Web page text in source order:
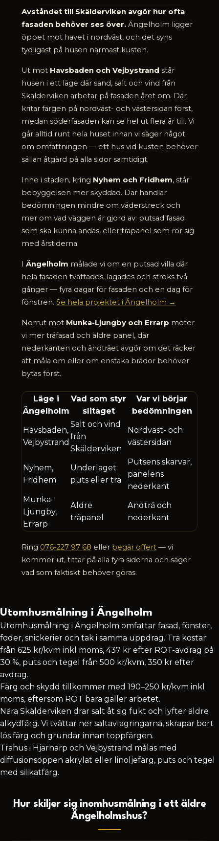
Avståndet till Skälderviken avgör hur ofta
fasaden behöver ses över. Ängelholm ligger
öppet mot havet i nordväst, och det syns
tydligast på husen närmast kusten.
Ut mot Havsbaden och Vejbystrand står
husen i ett läge där sand, salt och vind från
Skälderviken arbetar på fasaden året om. Där
kritar färgen på nordväst- och västersidan först,
medan söderfasaden kan se hel ut flera år till. Vi
går alltid runt hela huset innan vi säger något
om omfattningen — ett hus vid kusten behöver
sällan åtgärd på alla sidor samtidigt.
Inne i staden, kring Nyhem och Fridhem, står
bebyggelsen mer skyddad. Där handlar
bedömningen mindre om väderstreck och
mer om vad väggen är gjord av: putsad fasad
som ska kunna andas, eller träpanel som rör sig
med årstiderna.
I Ängelholm målade vi om en putsad villa där
hela fasaden tvättades, lagades och ströks två
gånger — fyra dagar för fasaden och en dag för
fönstren. Se hela projektet i Ängelholm →
Norrut mot Munka-Ljungby och Errarp möter
vi mer träfasad och äldre panel, där
nederkanten och ändträet avgör om det räcker
att måla om eller om enstaka brädor behöver
bytas först.
Läge i
Ängelholm
Vad som styr
slitaget
Var vi börjar
bedömningen
Havsbaden,
Vejbystrand
Salt och vind
från
Skälderviken
Nordväst- och
västersidan
Nyhem,
Fridhem
Underlaget:
puts eller trä
Putsens skarvar,
panelens
nederkant
Munka-
Ljungby,
Errarp
Äldre
träpanel
Ändträ och
nederkant
Ring 076-227 97 68 eller begär offert — vi
kommer ut, tittar på alla fyra sidorna och säger
vad som faktiskt behöver göras.
Utomhusmålning i Ängelholm
Utomhusmålning i Ängelholm omfattar fasad, fönster,
foder, snickerier och tak i samma uppdrag. Trä kostar
från 625 kr/kvm inkl moms, 437 kr efter ROT-avdrag på
30 %, puts och tegel från 500 kr/kvm, 350 kr efter
avdrag.
Färg och skydd tillkommer med 190–250 kr/kvm inkl
moms, eftersom ROT bara gäller arbetet.
Nära Skälderviken drar salt åt sig fukt och lyfter äldre
alkydfärg. Vi tvättar ner saltavlagringarna, skrapar bort
lös färg och grundar innan toppfärgen.
Trähus i Hjärnarp och Vejbystrand målas med
diffusionsöppen akrylat eller linoljefärg, puts och tegel
med silikatfärg.
Hur skiljer sig inomhusmålning i ett äldre
Ängelholmshus?